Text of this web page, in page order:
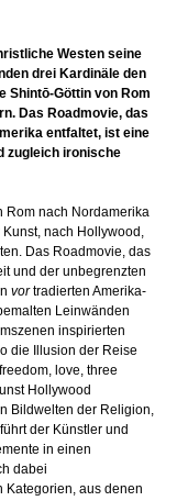
Westen seine
drei Kardinäle den
Shintō-Göttin von Rom
Das Roadmovie, das
entfaltet, ist eine
zugleich ironische
Rom nach Nordamerika
nach Hollywood,
Das Roadmovie, das
und der unbegrenzten
vortradierten Amerika-
Leinwänden
inspirierten
die Illusion der Reise
love, three
Hollywood
Bildwelten der Religion,
der Künstler und
in einen
dabei
Kategorien, aus denen